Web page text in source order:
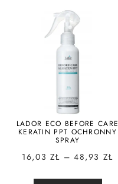
LADOR ECO BEFORE CARE
KERATIN PPT OCHRONNY
SPRAY
16,03 ZŁ – 48,93 ZŁ